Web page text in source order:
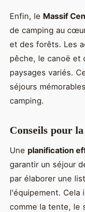
Enfin, le Massif
de camping au
et des forêts. Les
pêche, le canoë et
paysages variés.
séjours
camping.
Conseils pour
Une planification
garantir un séjour
par élaborer une
l'équipement. Cela
comme la tente, le